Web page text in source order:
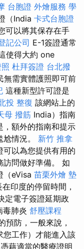
台胞證 外燴服務 學
（India 卡式台胞證
可以將其保存在手
記公司 E-1簽證通常
使得大約 one
杜拜簽證 台北撥
無需實體護照即可前
這種新型許可證是
投 整復 該網站上的
母 撥筋 India）指南
，額外的指南和提示
情況。 新竹 推拿
可以為您提供有用的
訪問做好準備。 如
（eVisa 苗栗外燴 墊
印度的停留時間，
定電子簽證延期政
毒肺炎 舒壓課程
預防，一般來說，
您工作）才能進入該
憑藉適當的醫療證明